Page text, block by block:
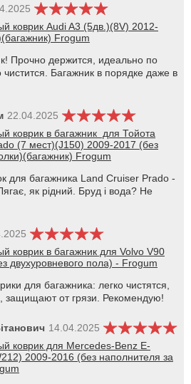
коврик Audi A3 (5дв.)(8V) 2012-
Frogum
Прочно держится, идеально по
чистится. Багажник в порядке даже в
22.04.2025
коврик в багажник для Тойота
(7 мест)(J150) 2009-2017 (без
Frogum
для багажника Land Cruiser Prado -
як рідний. Бруд і вода? Не
коврик в багажник для Volvo V90
двухуровневого пола) - Frogum
для багажника: легко чистятся,
защищают от грязи. Рекомендую!
14.04.2025
коврик для Mercedes-Benz E-
2009-2016 (без наполнителя за